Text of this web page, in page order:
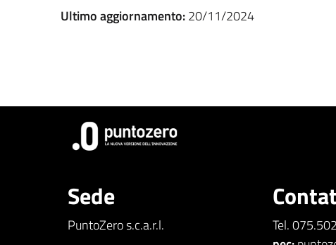
Ultimo aggiornamento:20/11/2024
Sede
PuntoZero s.c.a.r.l.
Tel.